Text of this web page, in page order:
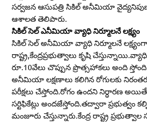
సర్వజన ఆసుపత్రి సికిల్‌ అనీమియా
ఆశాలత తెలిపారు.
సికిల్‌ సెల్‌ ఎనీమియా వ్యాధి నిర్మూలనే లక్ష్యం
సికిల్‌ సెల్‌ అనీమియా వ్యాధి నిర్మూలనే
రాష్ట్ర,కేంద్రప్రభుత్వాలు కృషి చేస్తున్నాయి.వ్యాధి
రూ.10వేలు చొప్పున ప్రొత్సహాకలు అంది
అనీమియా లక్షణాలు కలిగిన రోగులకు
పరీక్షలు చేస్తోంది.రోగం ఉందని నిర్ధారణ అయితే
సర్టిఫికేట్లు అందజేస్తోంది.తద్వారా ప్రభుత్వం
మంజూరు చేస్తున్నారు.కేంద్ర రాష్ట్ర